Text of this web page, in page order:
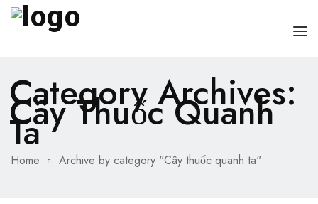
TRANG CHỦ
GIỚI THIỆU
CÁC DỊCH VỤ
BÀI VIẾT HAY
Category Archives:
Cây Thuốc Quanh
Ta
Home Archive by category "Cây thuốc quanh ta"